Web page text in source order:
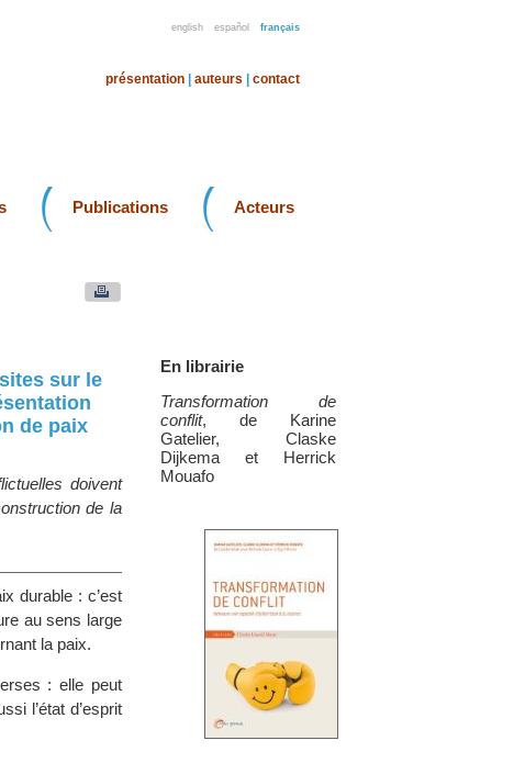
english español français
présentation auteurs contact
Publications Acteurs
En librairie
Transformation de
conflit, de Karine
Gatelier, Claske
Dijkema et Herrick
Mouafo
sur le
de paix
doivent
de la
durable : c’est
au sens large
la paix.
: elle peut
l’état d’esprit